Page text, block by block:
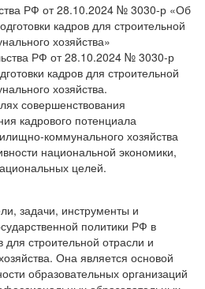
РФ от 28.10.2024 № 3030-р «Об
кадров для строительной
хозяйства»
РФ от 28.10.2024 № 3030-р
кадров для строительной
хозяйства.
совершенствования
кадрового потенциала
коммунального хозяйства
национальной экономики,
целей.
задачи, инструменты и
политики РФ в
для строительной отрасли и
Она является основой
образовательных организаций